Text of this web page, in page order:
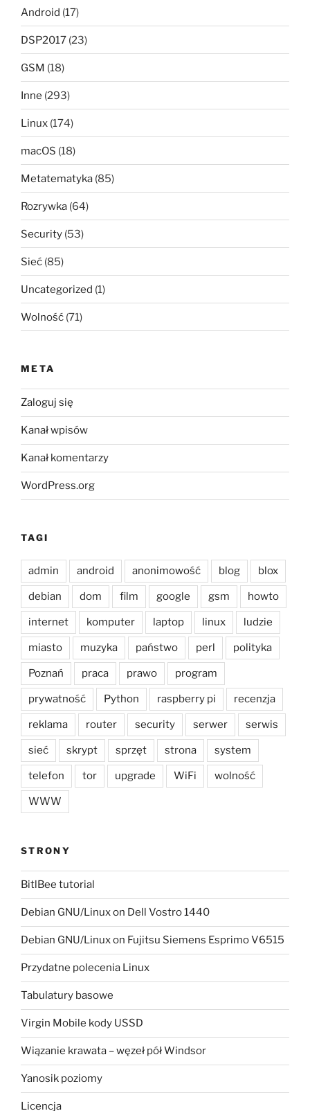
Android (17)
DSP2017 (23)
GSM (18)
Inne (293)
Linux (174)
macOS (18)
Metatematyka (85)
Rozrywka (64)
Security (53)
Sieć (85)
Uncategorized (1)
Wolność (71)
META
Zaloguj się
Kanał wpisów
Kanał komentarzy
WordPress.org
TAGI
admin android anonimowość blog blox
debian dom film google gsm howto
internet komputer laptop linux ludzie
miasto muzyka państwo perl polityka
Poznań praca prawo program
prywatność Python raspberry pi recenzja
reklama router security serwer serwis
sieć skrypt sprzęt strona system
telefon tor upgrade WiFi wolność
WWW
STRONY
BitlBee tutorial
Debian GNU/Linux on Dell Vostro 1440
Debian GNU/Linux on Fujitsu Siemens Esprimo V6515
Przydatne polecenia Linux
Tabulatury basowe
Virgin Mobile kody USSD
Wiązanie krawata – węzeł pół Windsor
Yanosik poziomy
Licencja